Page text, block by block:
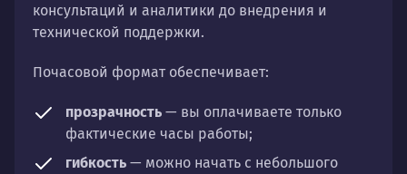
консультаций и аналитики до внедрения и
технической поддержки.
Почасовой формат обеспечивает:
прозрачность — вы оплачиваете только
фактические часы работы;
гибкость — можно начать с небольшого